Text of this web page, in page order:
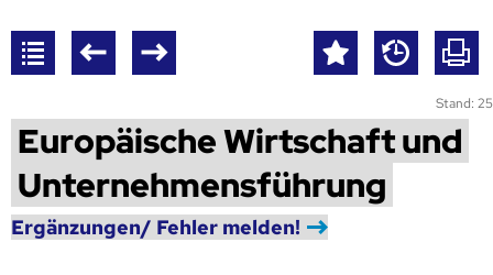
Stand:
Europäische Wirtschaft und
Unternehmensführung
Ergänzungen/ Fehler melden!